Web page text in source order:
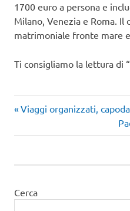
1700 euro a persona e
Milano, Venezia e Roma. Il
matrimoniale fronte mare
Ti consigliamo la lettura di “
Navigazione
articoli
Articolo
Viaggi organizzati,
Cerca